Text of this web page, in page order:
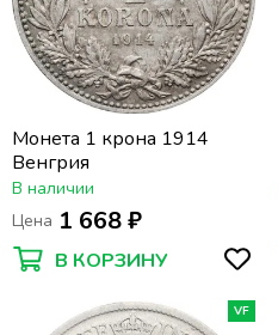
Монета 1 крона 1914
Венгрия
В наличии
Цена 1 668 ₽
В КОРЗИНУ
VF